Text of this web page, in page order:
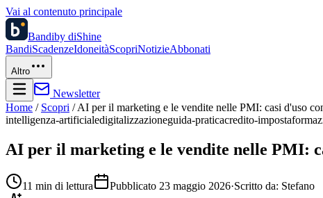
Vai al contenuto principale
Bandiby diShine
BandiScadenzeIdoneitàScopriNotizieAbbonati
Altro
Newsletter
Home / Scopri / AI per il marketing e le vendite nelle PMI: casi d'uso
intelligenza-artificialedigitalizzazioneguida-praticacredito-imposta
AI per il marketing e le vendite nelle PMI:
11 min di lettura Pubblicato 23 maggio 2026·Scritto da: Stefano